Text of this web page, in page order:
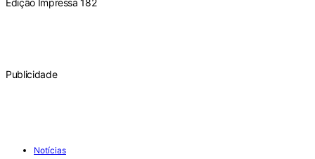
Edição Impressa 182
Publicidade
Notícias